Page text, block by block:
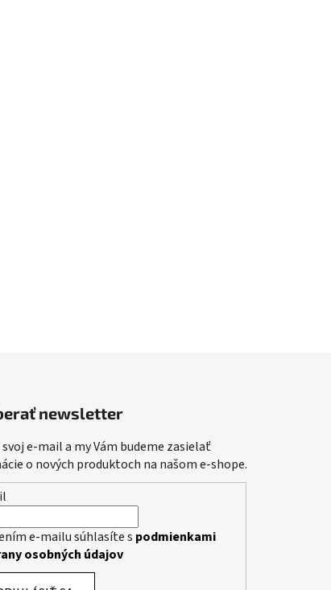
newsletter
e-mail a my Vám budeme zasielať
o nových produktoch na našom e-shope.
e-mailu súhlasíte s podmienkami
osobných údajov